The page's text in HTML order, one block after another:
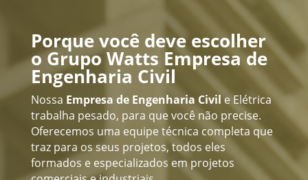
Porque você deve escolher
o Grupo Watts Empresa de
Engenharia Civil
Nossa Empresa de Engenharia Civil eElétrica
trabalha pesado, para que você não precise.
Oferecemos uma equipe técnica completa que
traz para os seus projetos, todos eles
formados e especializados em projetos